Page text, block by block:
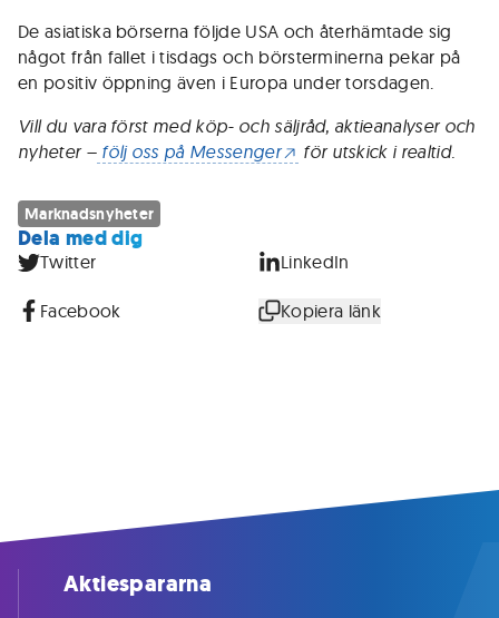
De asiatiska börserna följde USA och återhämtade sig
något från fallet i tisdags och börsterminerna pekar på
en positiv öppning även i Europa under torsdagen.
Vill du vara först med köp- och säljråd, aktieanalyser och
nyheter –följ oss på Messenger för utskick i realtid.
Marknadsnyheter
Dela med dig
Twitter LinkedIn
Facebook Kopiera länk
Aktiespararna